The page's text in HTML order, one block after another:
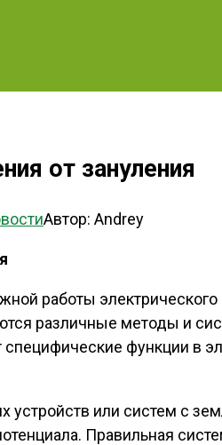
от зануления
Автор: Andrey
работы
различные методы и
функции в
устройств или систем с
Правильная